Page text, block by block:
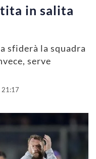
in salita
sfiderà la squadra
serve
21:17